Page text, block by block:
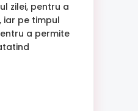
zilei, pentru a
iar pe timpul
a permite